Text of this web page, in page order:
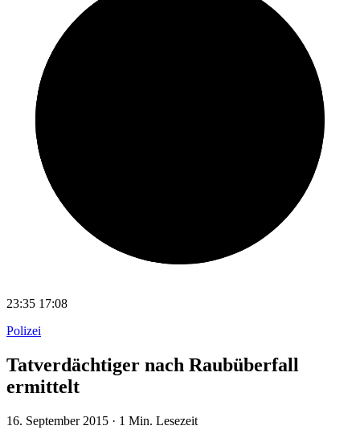
23:35 17:08
Polizei
Tatverdächtiger nach Raubüberfall
ermittelt
16. September 2015 · 1 Min. Lesezeit